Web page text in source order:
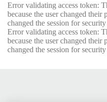
Error validating access token:
because the user changed their
changed the session for security
Error validating access token:
because the user changed their
changed the session for security